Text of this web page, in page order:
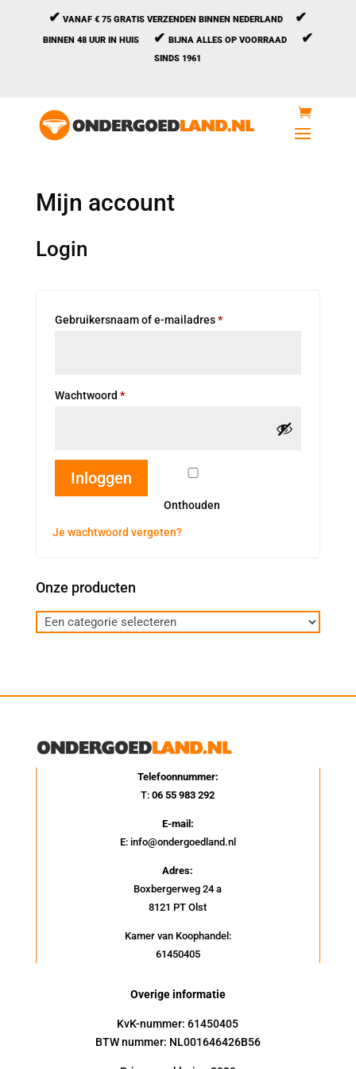
✔ VANAF € 75 GRATIS VERZENDEN BINNEN NEDERLAND ✔
BINNEN 48 UUR IN HUIS ✔ BIJNA ALLES OP VOORRAAD ✔
SINDS 1961
Mijn account
Login
Gebruikersnaam of e-mailadres*Vereist
Wachtwoord *Vereist
Onthouden
Inloggen
Je wachtwoord vergeten?
Onze producten
Telefoonnummer:
T:06 55 983 292
E-mail:
E: info@ondergoedland.nl
Adres:
Boxbergerweg 24 a
8121 PT Olst
Kamer van Koophandel:
61450405
Overige informatie
KvK-nummer: 61450405
BTW nummer: NL001646426B56